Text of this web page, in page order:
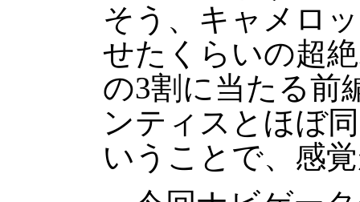
そう、キャメロ
せたくらいの超
の3割に当たる前
ンティスとほぼ
いうことで、感